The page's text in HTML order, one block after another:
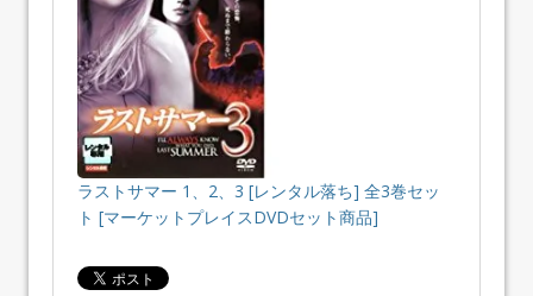
ラストサマー 1、2、3 [レンタル落ち] 全3巻セッ
ト [マーケットプレイスDVDセット商品]